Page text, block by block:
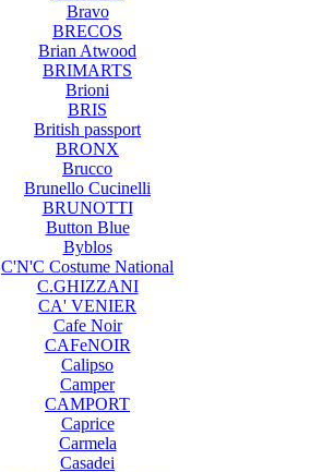
Bravo
BRECOS
Brian Atwood
BRIMARTS
Brioni
BRIS
British passport
BRONX
Brucco
Brunello Cucinelli
BRUNOTTI
Button Blue
Byblos
C'N'C Costume National
C.GHIZZANI
CA' VENIER
Cafe Noir
CAFeNOIR
Calipso
Camper
CAMPORT
Caprice
Carmela
Casadei